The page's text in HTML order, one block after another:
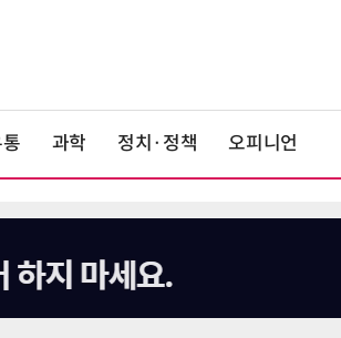
과학 정치·정책 오피니언